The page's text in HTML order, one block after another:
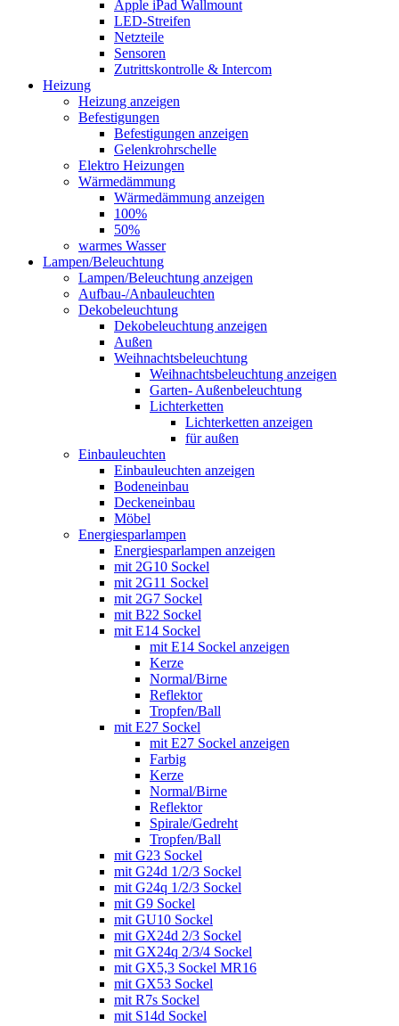
Apple iPad Wallmount
LED-Streifen
Netzteile
Sensoren
Zutrittskontrolle & Intercom
Heizung
Heizung anzeigen
Befestigungen
Befestigungen anzeigen
Gelenkrohrschelle
Elektro Heizungen
Wärmedämmung
Wärmedämmung anzeigen
100%
50%
warmes Wasser
Lampen/Beleuchtung
Lampen/Beleuchtung anzeigen
Aufbau-/Anbauleuchten
Dekobeleuchtung
Dekobeleuchtung anzeigen
Außen
Weihnachtsbeleuchtung
Weihnachtsbeleuchtung anzeigen
Garten- Außenbeleuchtung
Lichterketten
Lichterketten anzeigen
für außen
Einbauleuchten
Einbauleuchten anzeigen
Bodeneinbau
Deckeneinbau
Möbel
Energiesparlampen
Energiesparlampen anzeigen
mit 2G10 Sockel
mit 2G11 Sockel
mit 2G7 Sockel
mit B22 Sockel
mit E14 Sockel
mit E14 Sockel anzeigen
Kerze
Normal/Birne
Reflektor
Tropfen/Ball
mit E27 Sockel
mit E27 Sockel anzeigen
Farbig
Kerze
Normal/Birne
Reflektor
Spirale/Gedreht
Tropfen/Ball
mit G23 Sockel
mit G24d 1/2/3 Sockel
mit G24q 1/2/3 Sockel
mit G9 Sockel
mit GU10 Sockel
mit GX24d 2/3 Sockel
mit GX24q 2/3/4 Sockel
mit GX5,3 Sockel MR16
mit GX53 Sockel
mit R7s Sockel
mit S14d Sockel